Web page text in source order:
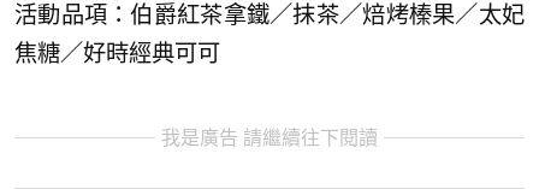
活動品項：伯爵紅茶拿鐵／抹茶／焙烤榛果／太妃
焦糖／好時經典可可
我是廣告 請繼續往下閱讀